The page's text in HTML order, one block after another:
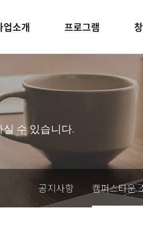
업소개 프로그램
수 있습니다.
공지사항 캠퍼스타운